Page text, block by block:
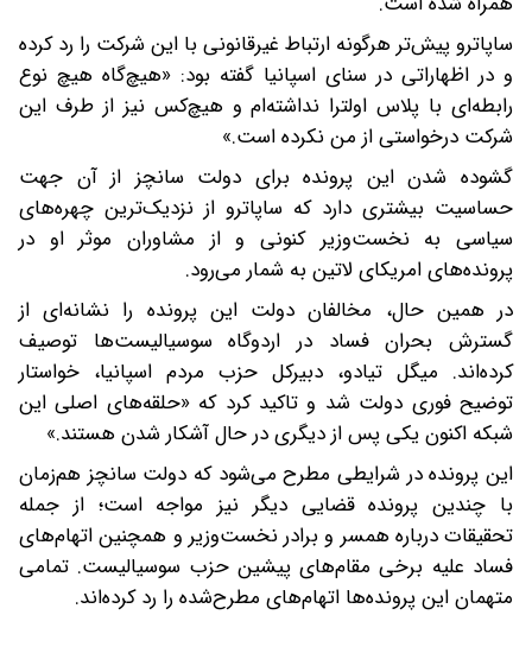
ساپاترو پیش‌تر هرگونه ارتباط غیرقانونی با این شرکت را رد کرده
و در اظهاراتی در سنای اسپانیا گفته بود: «هیچ‌گاه هیچ نوع
رابطه‌ای با پلاس اولترا نداشته‌ام و هیچ‌کس نیز از طرف این
شرکت درخواستی از من نکرده است.»
گشوده شدن این پرونده برای دولت سانچز از آن جهت
حساسیت بیشتری دارد که ساپاترو از نزدیک‌ترین چهره‌های
سیاسی به نخست‌وزیر کنونی و از مشاوران موثر او در
پرونده‌های امریکای لاتین به شمار می‌رود.
در همین حال، مخالفان دولت این پرونده را نشانه‌ای از
گسترش بحران فساد در اردوگاه سوسیالیست‌ها توصیف
کرده‌اند. میگل تیادو، دبیرکل حزب مردم اسپانیا، خواستار
توضیح فوری دولت شد و تاکید کرد که «حلقه‌های اصلی این
شبکه اکنون یکی پس از دیگری در حال آشکار شدن هستند.»
این پرونده در شرایطی مطرح می‌شود که دولت سانچز هم‌زمان
با چندین پرونده قضایی دیگر نیز مواجه است؛ از جمله
تحقیقات درباره همسر و برادر نخست‌وزیر و همچنین اتهام‌های
فساد علیه برخی مقام‌های پیشین حزب سوسیالیست. تمامی
متهمان این پرونده‌ها اتهام‌های مطرح‌شده را رد کرده‌اند.